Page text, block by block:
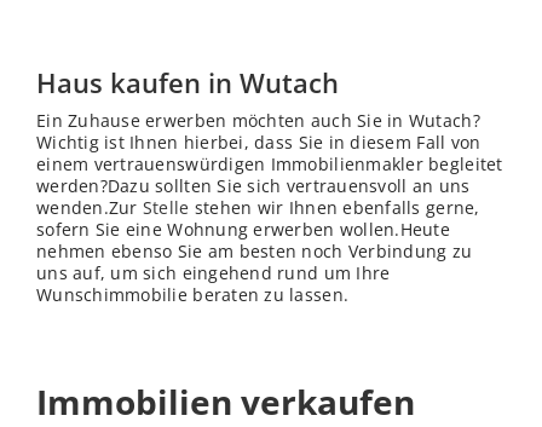
Haus kaufen in Wutach
Ein Zuhause erwerben möchten auch Sie in Wutach?
Wichtig ist Ihnen hierbei, dass Sie in diesem Fall von
einem vertrauenswürdigen Immobilienmakler begleitet
werden?Dazu sollten Sie sich vertrauensvoll an uns
wenden.Zur Stelle stehen wir Ihnen ebenfalls gerne,
sofern Sie eine Wohnung erwerben wollen.Heute
nehmen ebenso Sie am besten noch Verbindung zu
uns auf, um sich eingehend rund um Ihre
Wunschimmobilie beraten zu lassen.
Immobilien verkaufen